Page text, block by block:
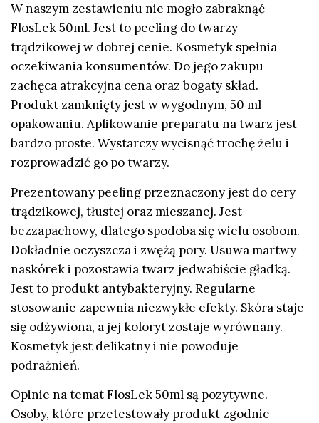
W naszym zestawieniu nie mogło zabraknąć
FlosLek 50ml. Jest to peeling do twarzy
trądzikowej w dobrej cenie. Kosmetyk spełnia
oczekiwania konsumentów. Do jego zakupu
zachęca atrakcyjna cena oraz bogaty skład.
Produkt zamknięty jest w wygodnym, 50 ml
opakowaniu. Aplikowanie preparatu na twarz jest
bardzo proste. Wystarczy wycisnąć trochę żelu i
rozprowadzić go po twarzy.
Prezentowany peeling przeznaczony jest do cery
trądzikowej, tłustej oraz mieszanej. Jest
bezzapachowy, dlatego spodoba się wielu osobom.
Dokładnie oczyszcza i zwężą pory. Usuwa martwy
naskórek i pozostawia twarz jedwabiście gładką.
Jest to produkt antybakteryjny. Regularne
stosowanie zapewnia niezwykłe efekty. Skóra staje
się odżywiona, a jej koloryt zostaje wyrównany.
Kosmetyk jest delikatny i nie powoduje
podrażnień.
Opinie na temat FlosLek 50ml są pozytywne.
Osoby, które przetestowały produkt zgodnie